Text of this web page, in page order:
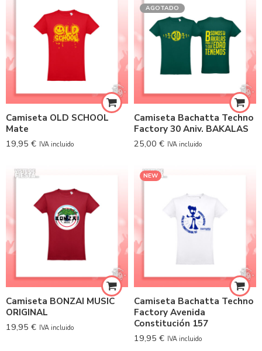
Camiseta OLD SCHOOL
Mate
19,95 € IVA incluido
AGOTADO
Camiseta Bachatta Techno
Factory 30 Aniv. BAKALAS
25,00 € IVA incluido
Camiseta BONZAI MUSIC
ORIGINAL
19,95 € IVA incluido
NEW
Camiseta Bachatta Techno
Factory Avenida
Constitución 157
19,95 € IVA incluido